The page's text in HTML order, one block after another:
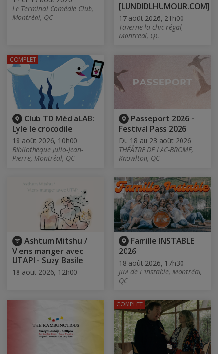
Le Terminal Comédie Club,
Montréal, QC
[LUNDIDLHUMOUR.COM]
17 août 2026, 21h00
Taverne la chic régal,
Montreal, QC
Club TD MédiaLAB:
Lyle le crocodile
18 août 2026, 10h00
Bibliothèque Julio-Jean-
Pierre, Montréal, QC
COMPLET
Passeport 2026 -
Festival Pass 2026
Du 18 au 23 août 2026
THÉÂTRE DE LAC-BROME,
Knowlton, QC
Ashtum Mitshu /
Viens manger avec
UTAPI - Suzy Basile
18 août 2026, 12h00
Famille INSTABLE
2026
18 août 2026, 17h30
JIM de L'Instable, Montréal,
QC
COMPLET